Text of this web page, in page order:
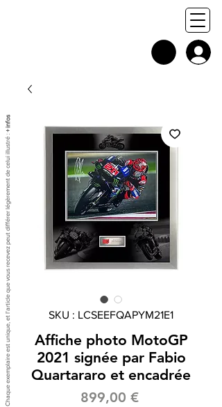
SKU : LCSEEFQAPYM21E1
Affiche photo MotoGP
2021 signée par Fabio
Quartararo et encadrée
899,00 €Prix
Chaque exemplaire est unique, et l'article que vous recevez peut différer légèrement de celui illustré :
+ infos